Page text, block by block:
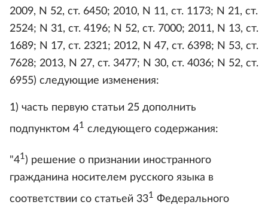
2009, N 52, ст. 6450; 2010, N 11, ст. 1173; N 21, ст.
2524; N 31, ст. 4196; N 52, ст. 7000; 2011, N 13, ст.
1689; N 17, ст. 2321; 2012, N 47, ст. 6398; N 53, ст.
7628; 2013, N 27, ст. 3477; N 30, ст. 4036; N 52, ст.
6955) следующие изменения:
1) часть первую статьи 25 дополнить
подпунктом 41 следующего содержания:
"41) решение о признании иностранного
гражданина носителем русского языка в
соответствии со статьей 331 Федерального